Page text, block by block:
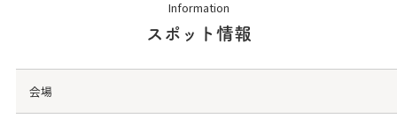
Information
スポット情報
会場